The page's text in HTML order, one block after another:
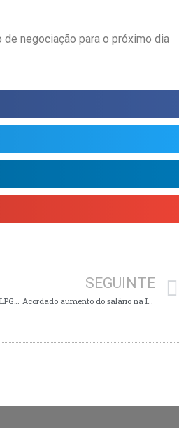
de negociação para o próximo dia
SEGUINTE
Acordado aumento do salário na INAPAL PLÁSTICOS